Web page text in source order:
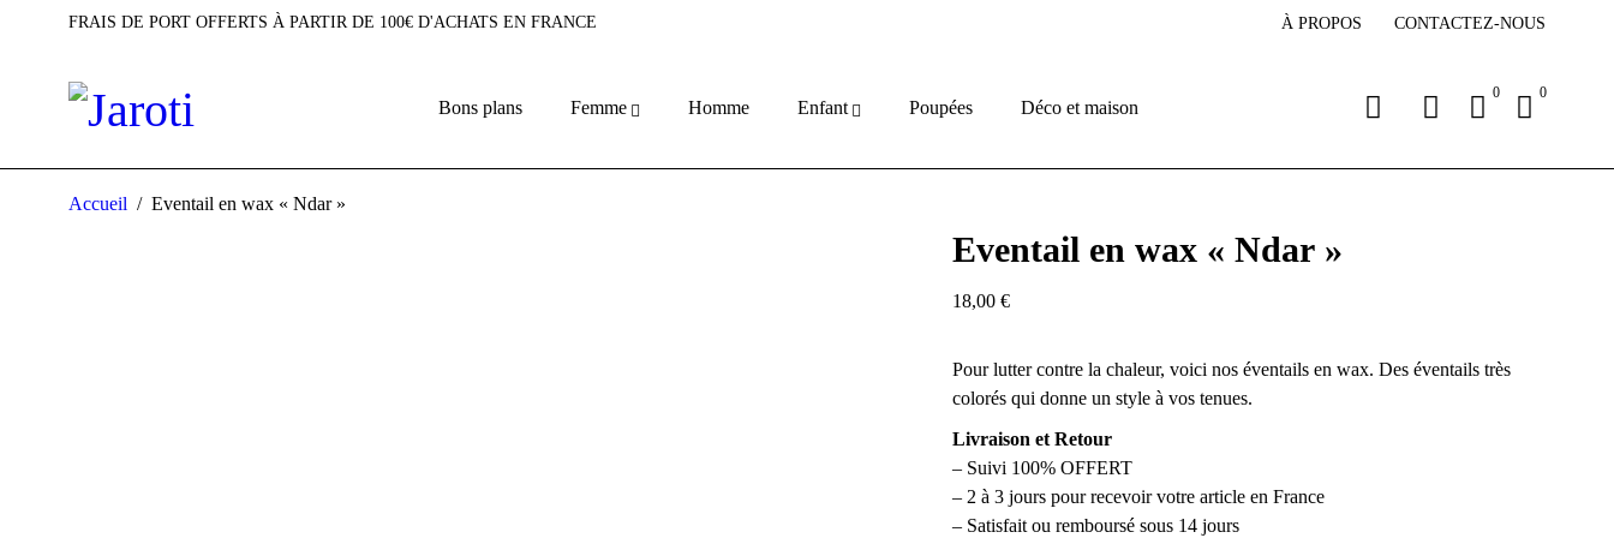
FRAIS DE PORT OFFERTS À PARTIR DE 100€ D'ACHATS EN FRANCE À PROPOS CONTACTEZ-NOUS
Bons plans Femme Homme Enfant Poupées Déco et maison
0 0
Accueil / Eventail en wax « Ndar »
Eventail en wax « Ndar »
18,00 €
Pour lutter contre la chaleur, voici nos éventails en wax. Des éventails très
colorés qui donne un style à vos tenues.
Livraison et Retour
– Suivi 100% OFFERT
– 2 à 3 jours pour recevoir votre article en France
– Satisfait ou remboursé sous 14 jours